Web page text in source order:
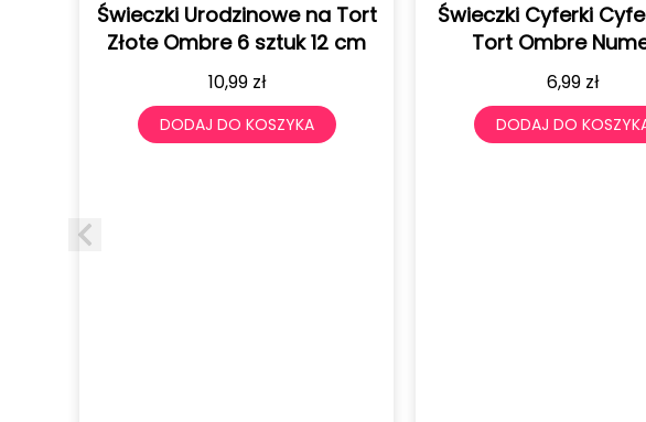
Świeczki Urodzinowe na Tort
Złote Ombre 6 sztuk 12 cm
10,99 zł
DODAJ DO KOSZYKA
Świeczki Cyferki
Tort Ombre
6,99 zł
DODAJ DO